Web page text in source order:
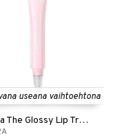
useana vaihtoehtona
IsaDora The Glossy Lip Treat